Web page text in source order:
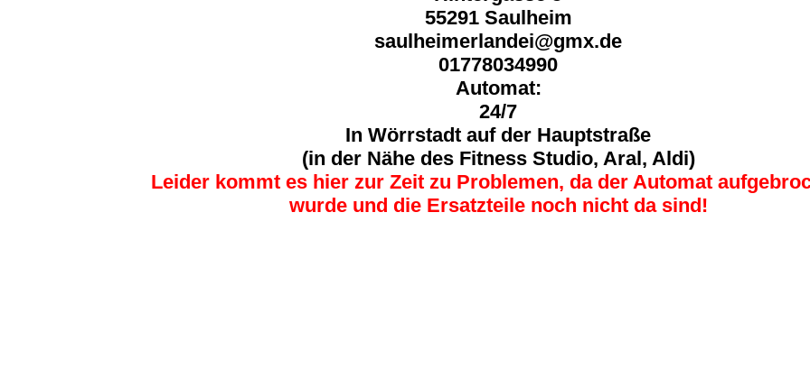
55291 Saulheim
saulheimerlandei@gmx.de
01778034990
Automat:
24/7
In Wörrstadt auf der Hauptstraße
(in der Nähe des Fitness Studio, Aral, Aldi)
Leider kommt es hier zur Zeit zu Problemen, da der Automat
wurde und die Ersatzteile noch nicht da sind!